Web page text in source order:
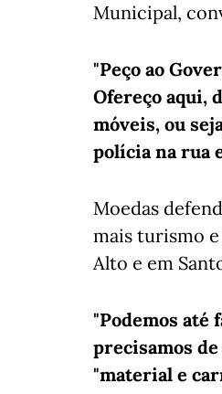
Municipal,
"Peço ao
Ofereço aqui,
móveis, ou
polícia na rua
Moedas
mais turismo
Alto e em
"Podemos até
precisamos
"material e